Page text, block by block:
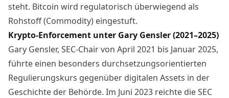
steht. Bitcoin wird regulatorisch überwiegend als
Rohstoff (Commodity) eingestuft.
Krypto-Enforcement unter Gary Gensler (2021–2025)
Gary Gensler, SEC-Chair von April 2021 bis Januar 2025,
führte einen besonders durchsetzungsorientierten
Regulierungskurs gegenüber digitalen Assets in der
Geschichte der Behörde. Im Juni 2023 reichte die SEC